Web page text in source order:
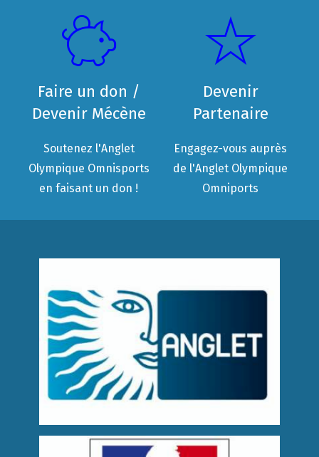
Faire un don /
Devenir Mécène
Soutenez l'Anglet
Olympique Omnisports
en faisant un don !
Devenir
Partenaire
Engagez-vous auprès
de l'Anglet Olympique
Omniports